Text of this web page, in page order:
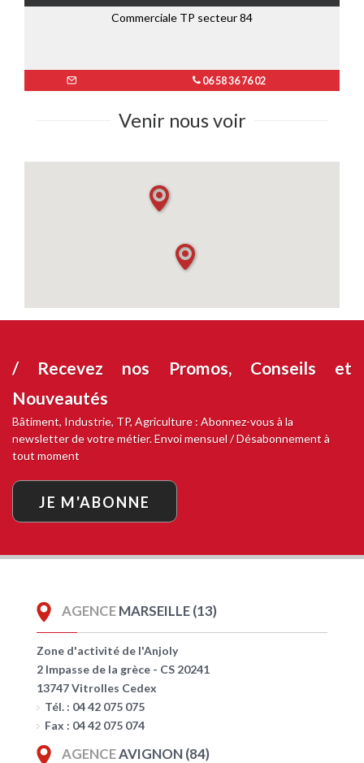
Commerciale TP secteur 84
06 58 36 76 02
Venir nous voir
/ Recevez nos Promos, Conseils et
Nouveautés
Bâtiment, Industrie, TP, Agriculture : Abonnez-vous à la
newsletter de votre métier. Envoi mensuel / Désabonnement à
tout moment
JE M'ABONNE
AGENCEMARSEILLE (13)
Zone d'activité de l'Anjoly
2 Impasse de la grèce - CS 20241
13747 Vitrolles Cedex
Tél. : 04 42 075 075
Fax : 04 42 075 074
AGENCEAVIGNON (84)